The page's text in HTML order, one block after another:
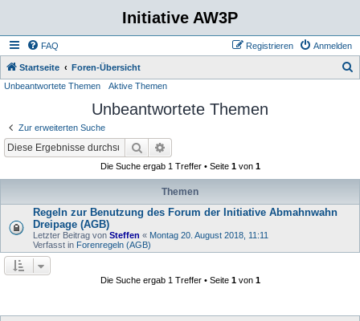
Initiative AW3P
FAQ Anmelden
Registrieren
Startseite Foren-Übersicht
Unbeantwortete Themen Aktive Themen
Unbeantwortete Themen
Zur erweiterten Suche
Suche
Die Suche ergab 1 Treffer • Seite 1von 1
Themen
Regeln zur Benutzung des Forum der Initiative Abmahnwahn
Dreipage (AGB)
Letzter Beitrag von Steffen « Montag 20. August 2018, 11:11
Verfasst in Forenregeln (AGB)
Die Suche ergab 1 Treffer • Seite 1von 1